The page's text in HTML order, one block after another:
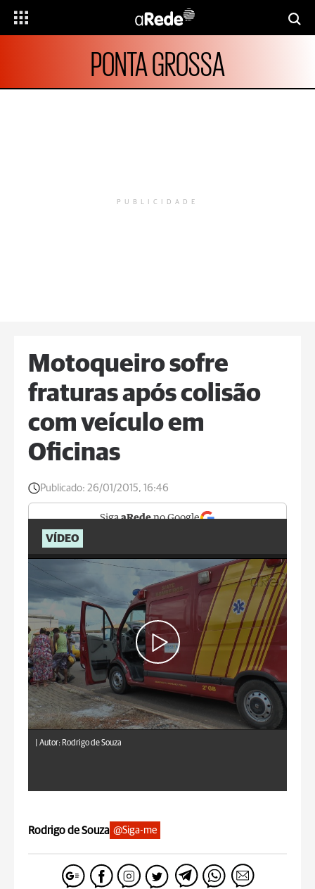
PONTA GROSSA
PUBLICIDADE
Motoqueiro sofre
fraturas após colisão
com veículo em
Oficinas
Publicado: 26/01/2015, 16:46
SigaaRedeno Google
VÍDEO
Autor: Rodrigo de Souza
Rodrigo de Souza @Siga-me